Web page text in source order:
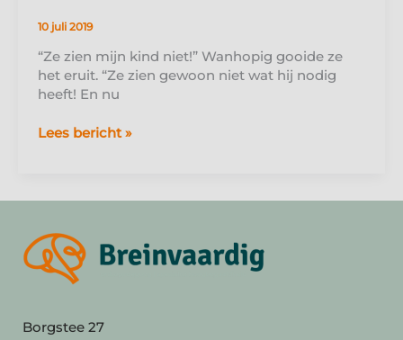
10 juli 2019
“Ze zien mijn kind niet!” Wanhopig gooide ze
het eruit. “Ze zien gewoon niet wat hij nodig
heeft! En nu
Watervalfenomeen
Lees bericht »
Borgstee 27